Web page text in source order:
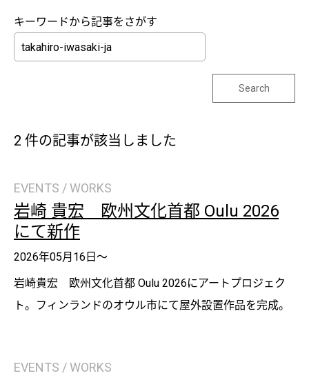
キーワードから記事をさがす
Search
2 件の記事が該当しました
EVENTS / WORKS
岩崎 貴宏 欧州文化首都 Oulu 2026
にて新作
2026年05月16日～
岩崎貴宏 欧州文化首都 Oulu 2026にアートプロジェク
ト。フィンランドのオウル市にて屋外設置作品を完成。
EVENTS / WORKS